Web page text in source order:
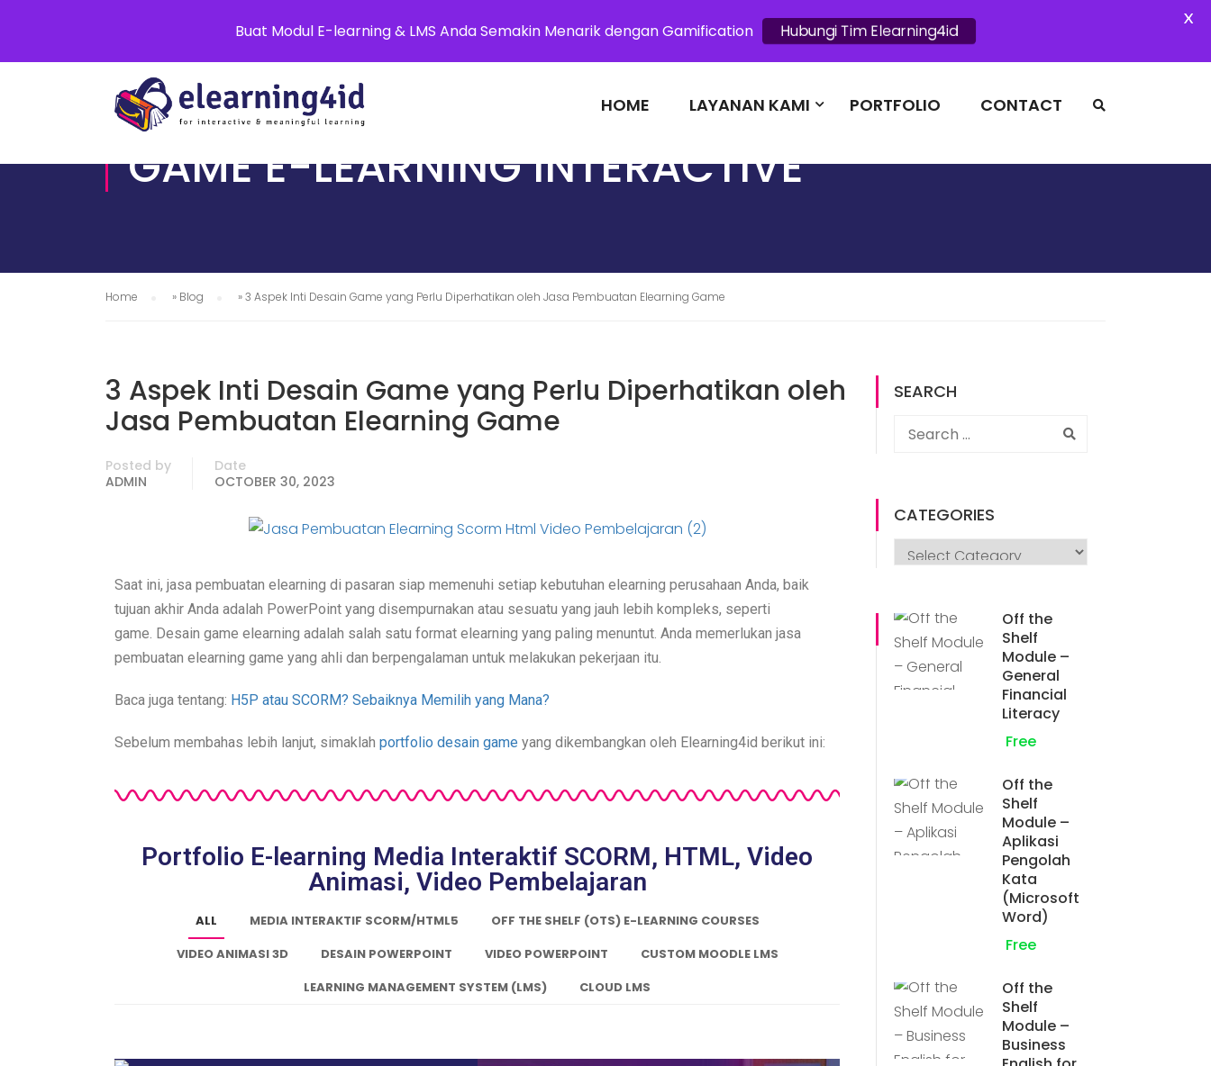
info@elearning4id.com
HOME LAYANAN KAMI PORTFOLIO CONTACT
GAME E-LEARNING INTERACTIVE
Home » Blog »3 Aspek Inti Desain Game yang Perlu Diperhatikan oleh Jasa Pembuatan Elearning Game
3 Aspek Inti Desain Game yang Perlu Diperhatikan oleh
Jasa Pembuatan Elearning Game
Posted by
ADMIN
Date
OCTOBER 30, 2023
Saat ini, jasa pembuatan elearning di pasaran siap memenuhi setiap kebutuhan elearning perusahaan Anda, baik
tujuan akhir Anda adalah PowerPoint yang disempurnakan atau sesuatu yang jauh lebih kompleks, seperti
game. Desain game elearning adalah salah satu format elearning yang paling menuntut. Anda memerlukan jasa
pembuatan elearning game yang ahli dan berpengalaman untuk melakukan pekerjaan itu.
Baca juga tentang: H5P atau SCORM? Sebaiknya Memilih yang Mana?
Sebelum membahas lebih lanjut, simaklah portfolio desain game yang dikembangkan oleh Elearning4id berikut ini:
Portfolio E-learning Media Interaktif SCORM, HTML, Video
Animasi, Video Pembelajaran
ALL MEDIA INTERAKTIF SCORM/HTML5
OFF THE SHELF (OTS) E-LEARNING COURSES
VIDEO ANIMASI 3D
DESAIN POWERPOINT VIDEO POWERPOINT
CUSTOM MOODLE LMS
LEARNING MANAGEMENT SYSTEM (LMS)
CLOUD LMS
SEARCH
CATEGORIES
Off the
Shelf
Module –
General
Financial
Literacy
Free
Off the
Shelf
Module –
Aplikasi
Pengolah
Kata
(Microsoft
Word)
Free
Off the
Shelf
Module –
Business
Buat Modul E-learning & LMS Anda Semakin Menarik dengan Gamification Hubungi Tim Elearning4id
X